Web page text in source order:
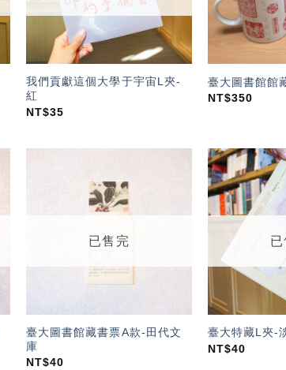
我們貢獻這個大學于宇宙L夾-
紅
NT$35
臺大圖書館館
NT$350
已售完
臺大圖書館藏書票A款-田代文
庫
NT$40
臺大特藏L夾-
NT$40